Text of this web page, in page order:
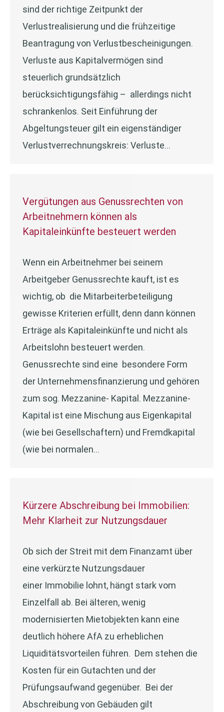
sind der richtige Zeitpunkt der
Verlustrealisierung und die frühzeitige
Beantragung von Verlustbescheinigungen.
Verluste aus Kapitalvermögen sind
steuerlich grundsätzlich
berücksichtigungsfähig – allerdings nicht
schrankenlos. Seit Einführung der
Abgeltungsteuer gilt ein eigenständiger
Verlustverrechnungskreis: Verluste…
Vergütungen aus Genussrechten von
Arbeitnehmern können als
Kapitaleinkünfte besteuert werden
Wenn ein Arbeitnehmer bei seinem
Arbeitgeber Genussrechte kauft, ist es
wichtig, ob die Mitarbeiterbeteiligung
gewisse Kriterien erfüllt, denn dann können
Erträge als Kapitaleinkünfte und nicht als
Arbeitslohn besteuert werden.
Genussrechte sind eine besondere Form
der Unternehmensfinanzierung und gehören
zum sog. Mezzanine- Kapital. Mezzanine-
Kapital ist eine Mischung aus Eigenkapital
(wie bei Gesellschaftern) und Fremdkapital
(wie bei normalen…
Kürzere Abschreibung bei Immobilien:
Mehr Klarheit zur Nutzungsdauer
Ob sich der Streit mit dem Finanzamt über
eine verkürzte Nutzungsdauer
einer Immobilie lohnt, hängt stark vom
Einzelfall ab. Bei älteren, wenig
modernisierten Mietobjekten kann eine
deutlich höhere AfA zu erheblichen
Liquiditätsvorteilen führen. Dem stehen die
Kosten für ein Gutachten und der
Prüfungsaufwand gegenüber. Bei der
Abschreibung von Gebäuden gilt